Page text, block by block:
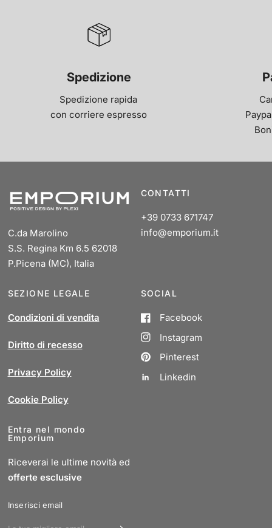
Spedizione
Spedizione rapida
con corriere espresso
C.da Marolino
S.S. Regina Km 6.5 62018
P.Picena (MC), Italia
CONTATTI
+39 0733 671747
info@emporium.it
SEZIONE LEGALE
Condizioni di vendita
Diritto di recesso
Privacy Policy
Cookie Policy
SOCIAL
Facebook
Instagram
Pinterest
Linkedin
Entra nel mondo
Emporium
Riceverai le ultime novità ed
offerte esclusive
Inserisci email